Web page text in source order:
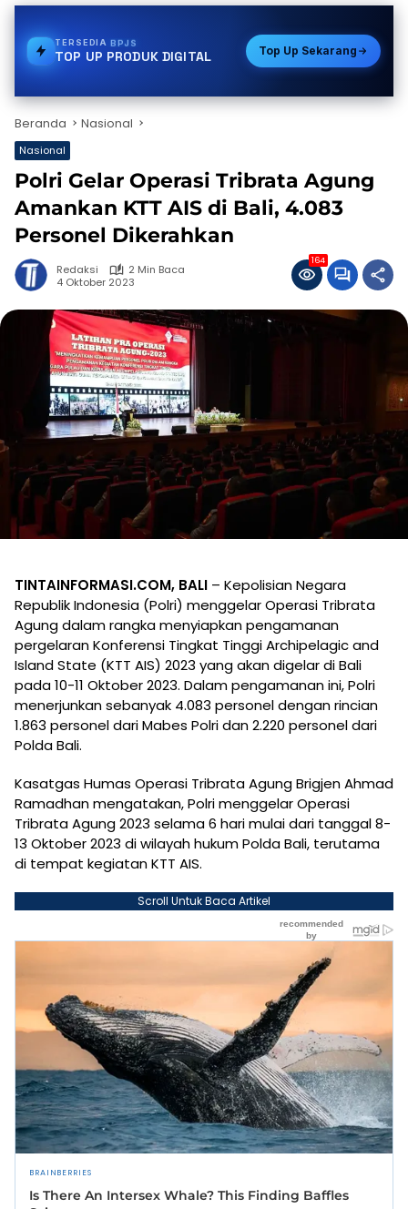
TERSEDIAPULSA
TOP UP PRODUK DIGITAL Top Up Sekarang
Beranda Nasional
Nasional
Polri Gelar Operasi Tribrata Agung
Amankan KTT AIS di Bali, 4.083
Personel Dikerahkan
Redaksi
2 Min Baca
4 Oktober 2023
164
TINTAINFORMASI.COM, BALI – Kepolisian Negara
Republik Indonesia (Polri) menggelar Operasi Tribrata
Agung dalam rangka menyiapkan pengamanan
pergelaran Konferensi Tingkat Tinggi Archipelagic and
Island State (KTT AIS) 2023 yang akan digelar di Bali
pada 10-11 Oktober 2023. Dalam pengamanan ini, Polri
menerjunkan sebanyak 4.083 personel dengan rincian
1.863 personel dari Mabes Polri dan 2.220 personel dari
Polda Bali.
Kasatgas Humas Operasi Tribrata Agung Brigjen Ahmad
Ramadhan mengatakan, Polri menggelar Operasi
Tribrata Agung 2023 selama 6 hari mulai dari tanggal 8-
13 Oktober 2023 di wilayah hukum Polda Bali, terutama
di tempat kegiatan KTT AIS.
Scroll Untuk Baca Artikel